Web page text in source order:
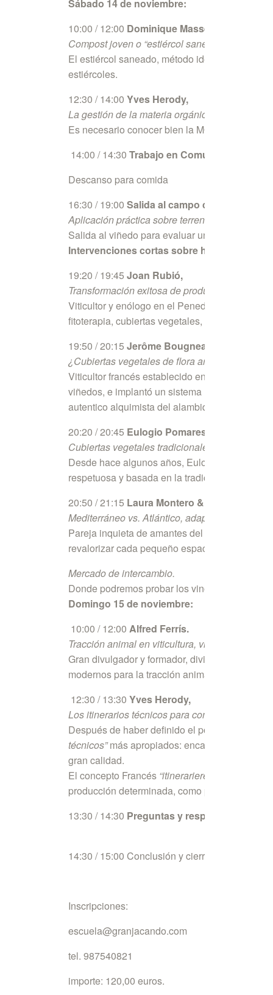
Sábado 14 de noviembre:
10:00 / 12:00 Dominique Massenot.
Compost joven o “estiércol saneado”.
El estiércol saneado, método ideado por
estiércoles.
12:30 / 14:00 Yves Herody,
La gestión de la materia orgánica, base
Es necesario conocer bien la MO, su
14:00 / 14:30 Trabajo en Común, world café
Descanso para comida
16:30 / 19:00 Salida al campo con Yves
Aplicación práctica sobre terreno.
Salida al viñedo para evaluar un terreno y
Intervenciones cortas sobre historias
19:20 / 19:45 Joan Rubió,
Transformación exitosa de producción
Viticultor y enólogo en el Penedes, ha sido
fitoterapia, cubiertas vegetales,
19:50 / 20:15 Jerôme Bougneaud
¿Cubiertas vegetales de flora arvense o
Viticultor francés establecido en la Ribera del
viñedos, e implantó un sistema holístico de
autentico alquimista del alambique.
20:20 / 20:45 Eulogio Pomares,
Cubiertas vegetales tradicionales en clima
Desde hace algunos años, Eulogio dirige con
respetuosa y basada en la tradición, esta
20:50 / 21:15 Laura Montero & Dominique
Mediterráneo vs. Atlántico, adaptación a cada
Pareja inquieta de amantes del vino, trabajan
revalorizar cada pequeño espacio vitícola.
Mercado de intercambio.
Donde podremos probar los vinos y
Domingo 15 de noviembre:
10:00 / 12:00 Alfred Ferrís.
Tracción animal en viticultura, visión técnica y
Gran divulgador y formador, divide su tiempo
modernos para la tracción animal.
12:30 / 13:30 Yves Herody,
Los itinerarios técnicos para conseguir una
Después de haber definido el potencial del
técnicos”más apropiados: encalado, gestión
gran calidad.
El concepto Francés “itinerarieres technique”
producción determinada, como por ejemplo la
13:30 / 14:30 Preguntas y respuestas con
14:30 / 15:00 Conclusión y cierre.
Inscripciones:
escuela@granjacando.com
tel. 987540821
importe: 120,00 euros.